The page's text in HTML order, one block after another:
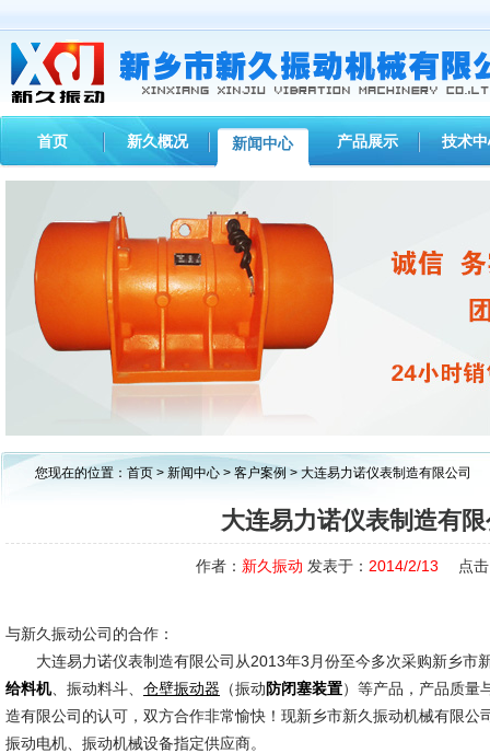
首页 新久概况 新闻中心 产品展示 技术
您现在的位置： 首页 > 新闻中心 > 客户案例 > 大连易力诺仪表制造有限公司
大连易力诺仪表制造有
作者： 新久振动 发表于： 2014/2/13 点击
与新久振动公司的合作：
大连易力诺仪表制造有限公司从2013年3月份至今多次采购新乡市
给料机、振动料斗、 仓壁振动器 （振动 防闭塞装置）等产品，产品质量
造有限公司的认可，双方合作非常愉快！现新乡市新久振动机械有限公
振动电机、振动机械设备指定供应商。